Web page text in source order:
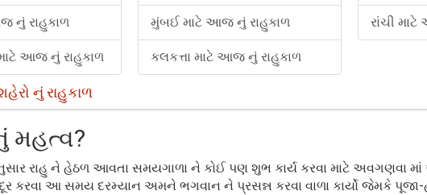
નું રાહુકાળ
આજ નું રાહુકાળ
મુંબઈ માટે આજ નું રાહુકાળ
કલકત્તા માટે આજ નું રાહુકાળ
રાંચી
નું રાહુકાળ
મહત્વ?
રાહુ ને હેઠળ આવતા સમયગાળા ને કોઈ પણ શુભ કાર્ય કરવા માટે અવગણવા
કરવા આ સમય દરમ્યાન અમને ભગવાન ને પ્રસન્ન કરવા વાળા કાર્યો જેમકે